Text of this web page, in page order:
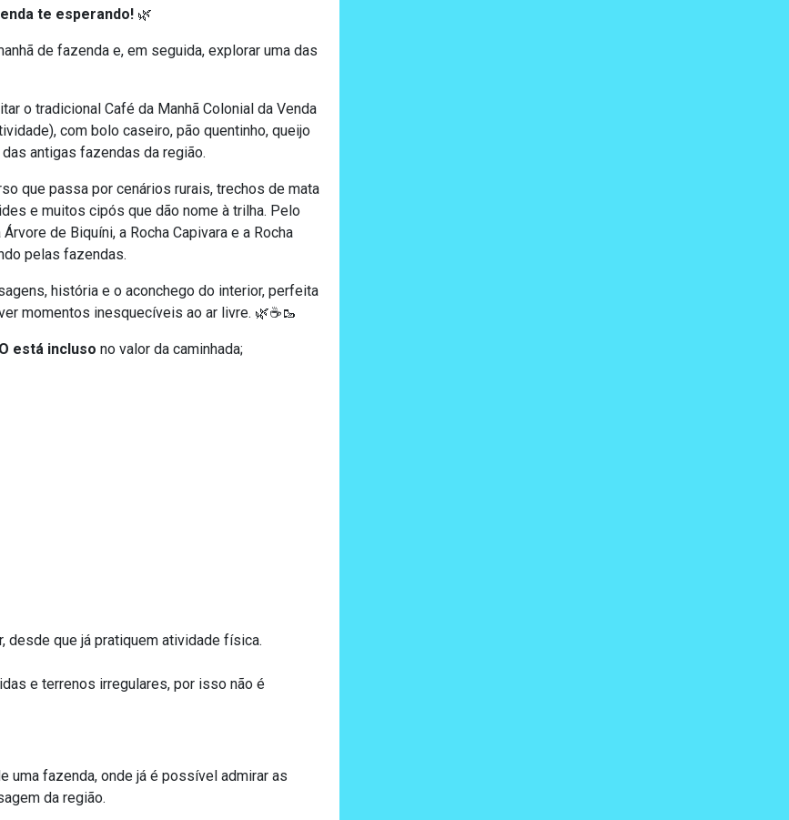
te esperando! 🌿
de fazenda e, em seguida, explorar uma das
o tradicional Café da Manhã Colonial da Venda
com bolo caseiro, pão quentinho, queijo
antigas fazendas da região.
que passa por cenários rurais, trechos de mata
e muitos cipós que dão nome à trilha. Pelo
de Biquíni, a Rocha Capivara e a Rocha
pelas fazendas.
história e o aconchego do interior, perfeita
momentos inesquecíveis ao ar livre. 🌿☕🥾
está incluso no valor da caminhada;
desde que já pratiquem atividade física.
e terrenos irregulares, por isso não é
uma fazenda, onde já é possível admirar as
da região.